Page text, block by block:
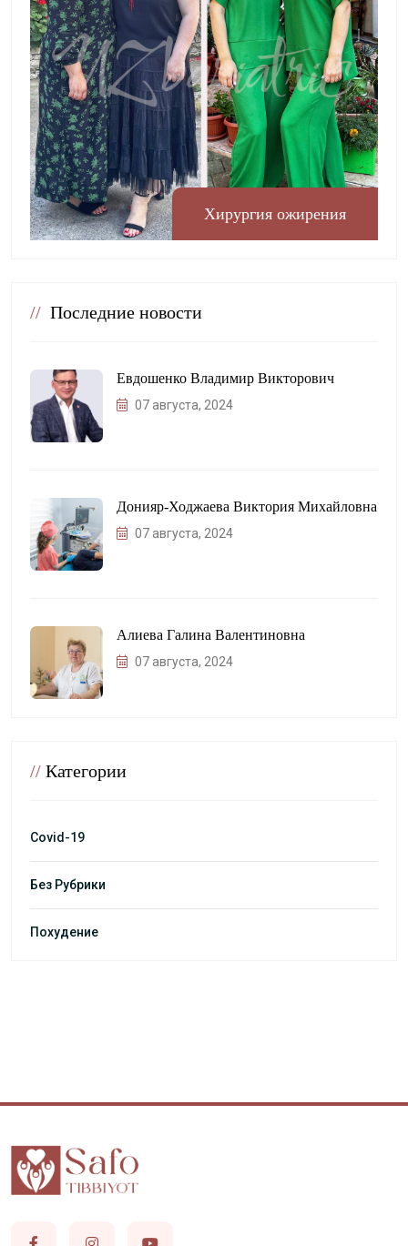
Хирургия ожирения
// Последние новости
Евдошенко Владимир Викторович
07 августа, 2024
Донияр-Ходжаева Виктория Михайловна
07 августа, 2024
Алиева Галина Валентиновна
07 августа, 2024
// Категории
Covid-19
Без Рубрики
Похудение